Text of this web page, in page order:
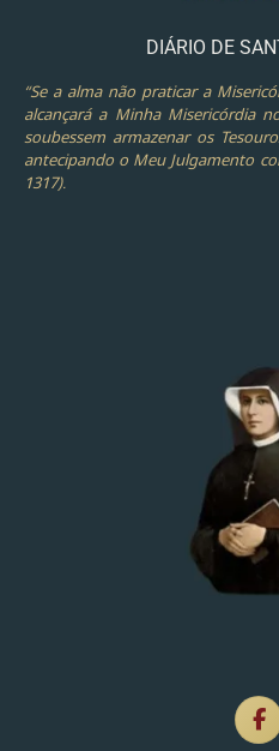
DIÁRIO DE
“Se a alma não praticar a
alcançará a Minha Misericórdia
soubessem armazenar os
antecipando o Meu Julgamento
1317).